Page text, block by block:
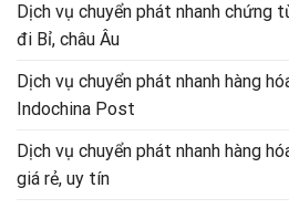
Dịch vụ chuyển phát nhanh chứng
đi Bỉ, châu Âu
Dịch vụ chuyển phát nhanh hàng
Indochina Post
Dịch vụ chuyển phát nhanh hàng
giá rẻ, uy tín